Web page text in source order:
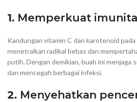
1. Memperkuat
Kandungan vitamin C dan karotenoid pada
menetralkan radikal bebas dan
putih. Dengan demikian, buah ini menjaga
dan mencegah berbagai infeksi.
2. Menyehatkan